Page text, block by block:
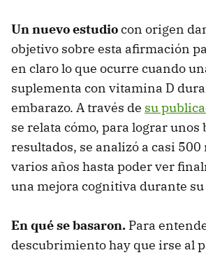
Un nuevo estudiocon origen
objetivo sobre esta afirmación
en claro lo que ocurre cuando
suplementa con vitamina D
embarazo. A través de su
se relata cómo, para lograr unos
resultados, se analizó a casi
varios años hasta poder ver
una mejora cognitiva durante
En qué se basaron. Para
descubrimiento hay que irse al